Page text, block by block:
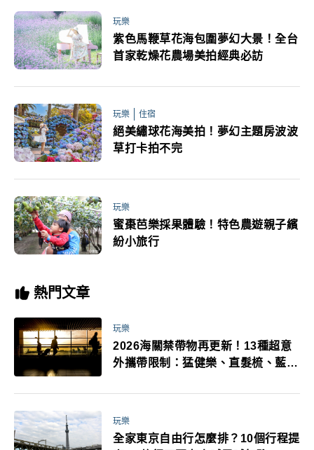
玩樂
紫色馬鞭草花海包圍夢幻大景！全台
首家乾燥花農場美拍經典必訪
玩樂 住宿
絕美繡球花海美拍！夢幻主題房波波
草打卡拍不完
玩樂
蜜棗芭樂採果體驗！特色農遊親子繽
紛小旅行
熱門文章
玩樂
2026海關禁帶物再更新！13種超意
外攜帶限制：猛健樂、直髮梳、藍牙
萬！注意事項一次看！
玩樂
全家東京自由行怎麼排？10個行程提